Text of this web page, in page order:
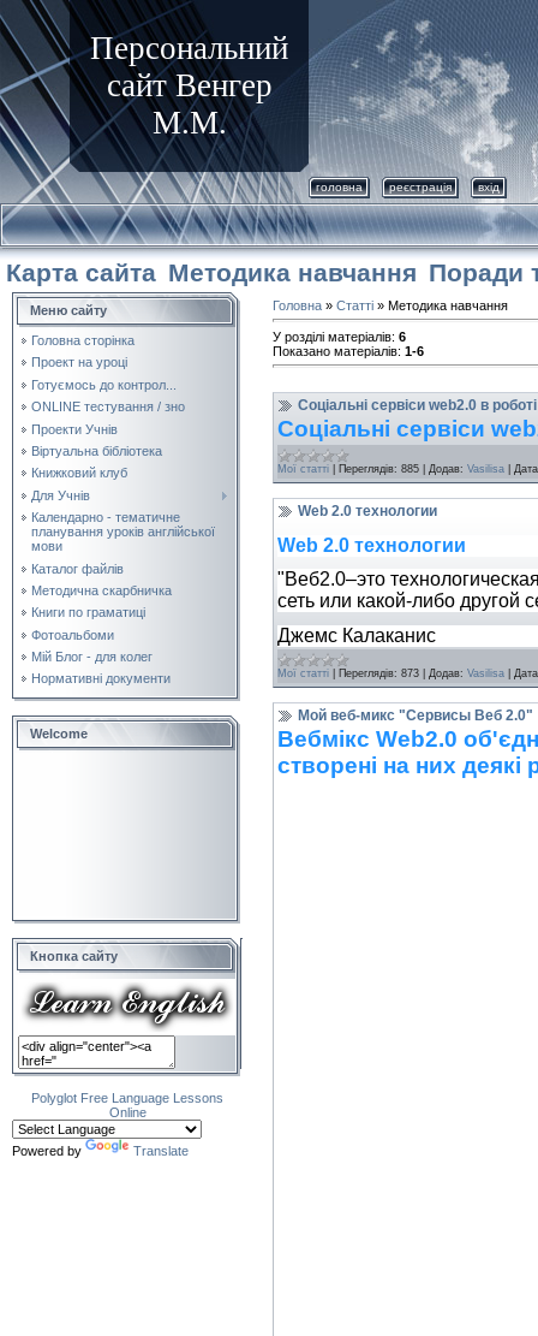
Персональний
сайт Венгер
М.М.
головна реєстрація вхід
Карта сайта Методика навчання Поради
Меню сайту
Головна сторінка
Проект на уроці
Готуємось до контрол...
ONLINE тестування / зно
Проекти Учнів
Віртуальна бібліотека
Книжковий клуб
Для Учнів
Календарно - тематичне
планування уроків англійської
мови
Каталог файлів
Методична скарбничка
Книги по граматиці
Фотоальбоми
Мій Блог - для колег
Нормативні документи
Welcome
Кнопка сайту
Polyglot Free Language Lessons
Online
Powered by Translate
Головна » Статті » Методика навчання
У розділі матеріалів: 6
Показано матеріалів: 1-6
Соціальні сервіси web2.0 в
Соціальні сервіси
Мої статті Переглядів: 885 Додав: Vasilisa
Web 2.0 технологии
Web 2.0 технологии
"Веб2.0–это
сеть или какой-либо другой
Джемс Калаканис
Мої статті Переглядів: 873 Додав: Vasilisa
Мой веб-микс "Сервисы Веб 2.0"
Вебмікс Web2.0
створені на них деякі